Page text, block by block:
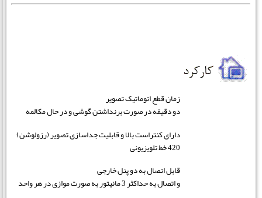
زمان قطع اتوماتیک تصویر
دو دقیقه در صورت برنداشتن گوشی و در حال مکالمه
دارای کنتراست بالا و قابلیت جداسازی تصویر (رزولوشن)
420 خط تلویزیونی
قابل اتصال به دو پنل خارجی
و اتصال به حداکثر 3 مانیتور به صورت موازی در هر واحد